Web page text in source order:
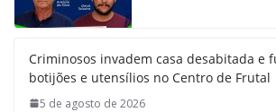
Criminosos invadem casa desabitada e
botijões e utensílios no Centro de Frutal
5 de agosto de 2026